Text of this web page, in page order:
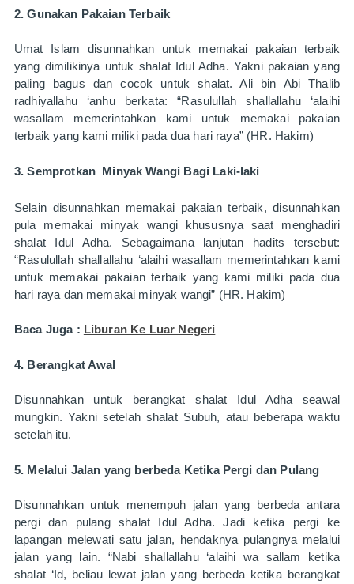
2. Gunakan Pakaian Terbaik
Umat Islam disunnahkan untuk memakai pakaian terbaik
yang dimilikinya untuk shalat Idul Adha. Yakni pakaian yang
paling bagus dan cocok untuk shalat. Ali bin Abi Thalib
radhiyallahu ‘anhu berkata: “Rasulullah shallallahu ‘alaihi
wasallam memerintahkan kami untuk memakai pakaian
terbaik yang kami miliki pada dua hari raya” (HR. Hakim)
3. Semprotkan  Minyak Wangi Bagi Laki-laki
Selain disunnahkan memakai pakaian terbaik, disunnahkan
pula memakai minyak wangi khususnya saat menghadiri
shalat Idul Adha. Sebagaimana lanjutan hadits tersebut:
“Rasulullah shallallahu ‘alaihi wasallam memerintahkan kami
untuk memakai pakaian terbaik yang kami miliki pada dua
hari raya dan memakai minyak wangi” (HR. Hakim)
Baca Juga : Liburan Ke Luar Negeri
4. Berangkat Awal
Disunnahkan untuk berangkat shalat Idul Adha seawal
mungkin. Yakni setelah shalat Subuh, atau beberapa waktu
setelah itu.
5. Melalui Jalan yang berbeda Ketika Pergi dan Pulang
Disunnahkan untuk menempuh jalan yang berbeda antara
pergi dan pulang shalat Idul Adha. Jadi ketika pergi ke
lapangan melewati satu jalan, hendaknya pulangnya melalui
jalan yang lain. “Nabi shallallahu ‘alaihi wa sallam ketika
shalat ‘Id, beliau lewat jalan yang berbeda ketika berangkat